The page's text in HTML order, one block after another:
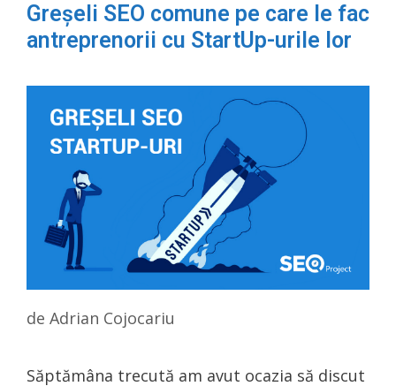
Greșeli SEO comune pe care le fac
antreprenorii cu StartUp-urile lor
de Adrian Cojocariu
Săptămâna trecută am avut ocazia să discut